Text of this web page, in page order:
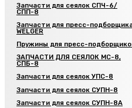
Запчасти для сеялок СПЧ-6/
СПП-8
Запчасти для пресс-
WELGER
Пружины для пресс-
ЗАПЧАСТИ ДЛЯ СЕЯЛОК МС-8,
СПБ-8
Запчасти для сеялок УПС-8
Запчасти для сеялок СУПН-8
Запчасти для сеялок СУПН-8А